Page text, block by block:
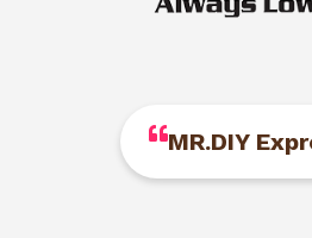
MR.DIY